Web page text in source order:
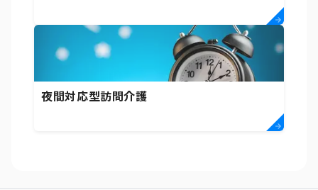
夜間対応型訪問介護